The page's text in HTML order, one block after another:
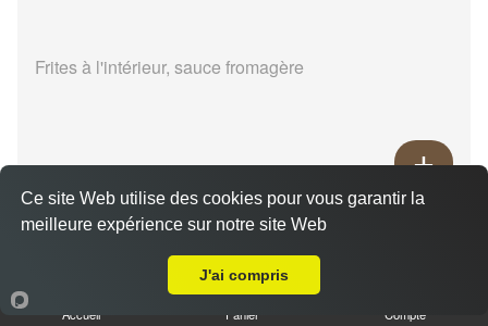
Frites à l'intérieur, sauce fromagère
French tacos chicken
Accueil Panier Compte
Ce site Web utilise des cookies pour vous garantir la
meilleure expérience sur notre site Web
J'ai compris